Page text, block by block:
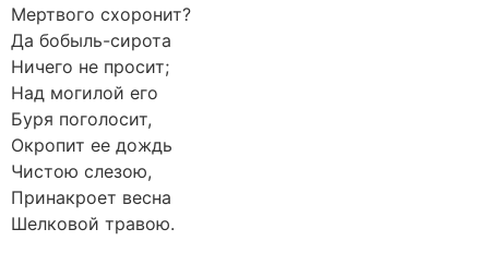
Мертвого схоронит?
Да бобыль-сирота
Ничего не просит;
Над могилой его
Буря поголосит,
Окропит ее дождь
Чистою слезою,
Принакроет весна
Шелковой травою.